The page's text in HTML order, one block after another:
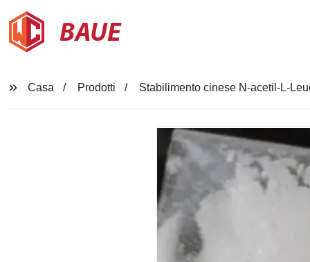
BAUE
Casa Prodotti Stabilimento cinese N-acetil-L-